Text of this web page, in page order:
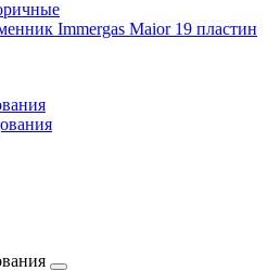
Immergas Maior 19 пластин